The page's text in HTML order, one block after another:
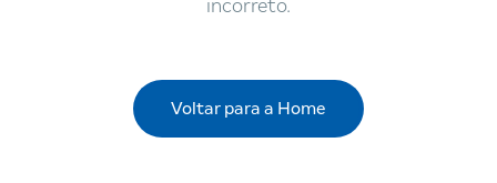
incorreto.
Voltar para a Home